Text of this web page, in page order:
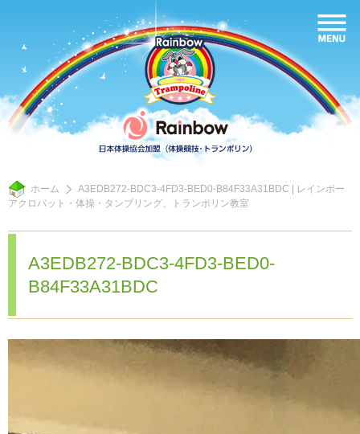
ホーム
A3EDB272-BDC3-4FD3-BED0-B84F33A31BDC | レインボー
アクロバット・体操・タンブリング、トランポリン教室
A3EDB272-BDC3-4FD3-BED0-
B84F33A31BDC